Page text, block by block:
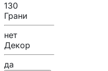
130
Грани
нет
Декор
да